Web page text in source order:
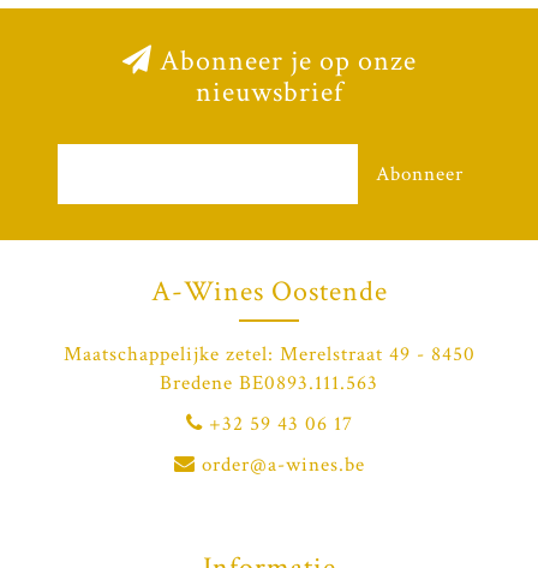
Abonneer je op onze
nieuwsbrief
Abonneer
A-Wines Oostende
Maatschappelijke zetel: Merelstraat 49 - 8450
Bredene BE0893.111.563
+32 59 43 06 17
order@a-wines.be